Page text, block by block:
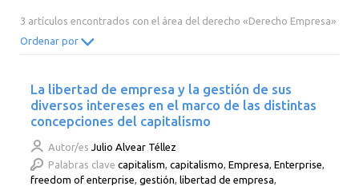
2002 2001
3 artículos encontrados con el área del derecho «Derecho Empresa»
Ordenar por
La libertad de empresa y la gestión de sus
diversos intereses en el marco de las distintas
concepciones del capitalismo
Autor/es Julio Alvear Téllez
Palabras clave capitalism,capitalismo,Empresa,Enterprise,
freedom of enterprise,gestión, libertad de empresa,